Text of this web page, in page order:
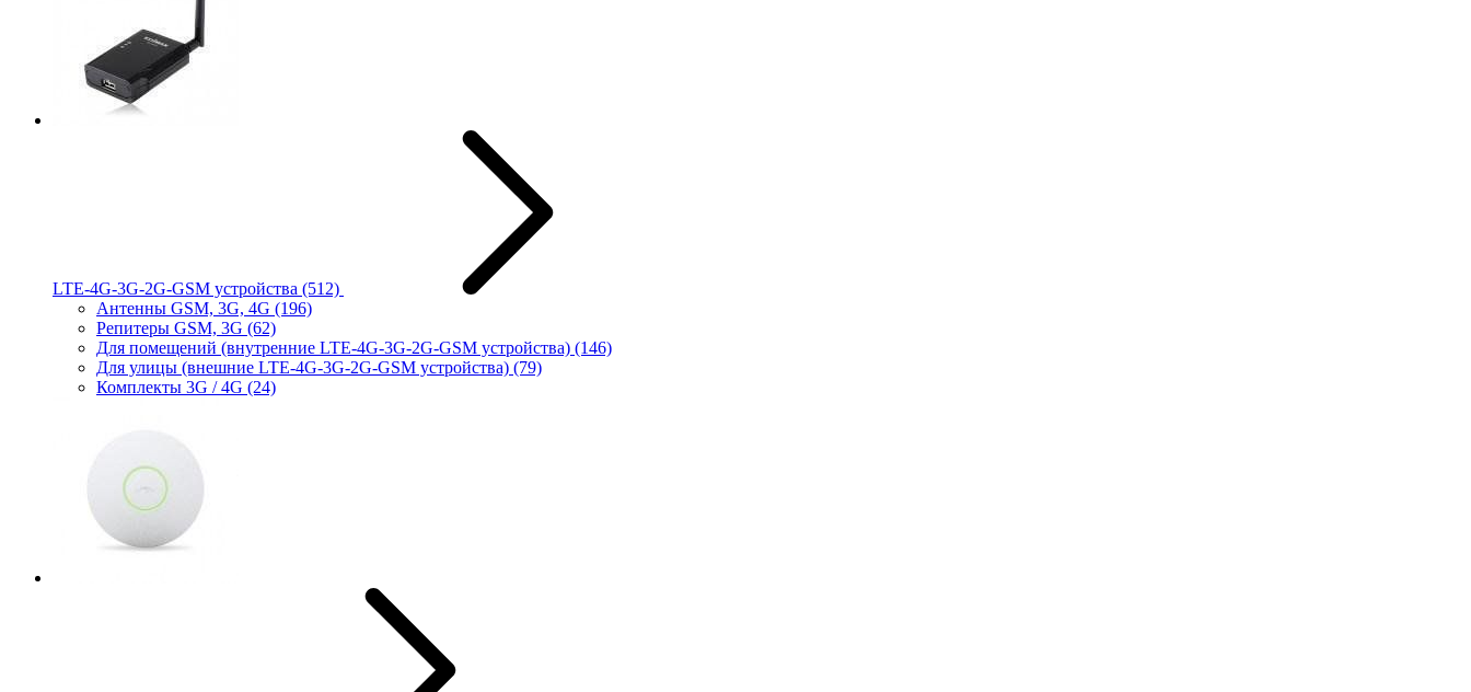
LTE-4G-3G-2G-GSM устройства (512)
Антенны GSM, 3G, 4G (196)
Репитеры GSM, 3G (62)
Для помещений (внутренние LTE-4G-3G-2G-GSM устройства) (146)
Для улицы (внешние LTE-4G-3G-2G-GSM устройства) (79)
Комплекты 3G / 4G (24)